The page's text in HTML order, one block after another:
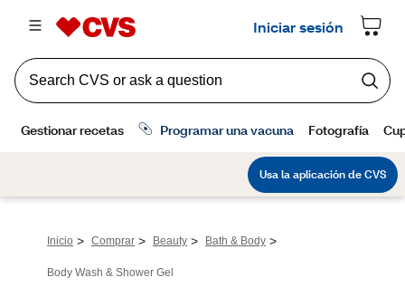
Inicio > Comprar > Beauty > Bath & Body >
Body Wash & Shower Gel